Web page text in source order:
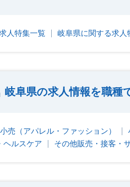
人特集一覧 岐阜県に関する求人
岐阜県の求人情報を職種
小売（アパレル・ファッション）
ヘルスケア
その他販売・接客・